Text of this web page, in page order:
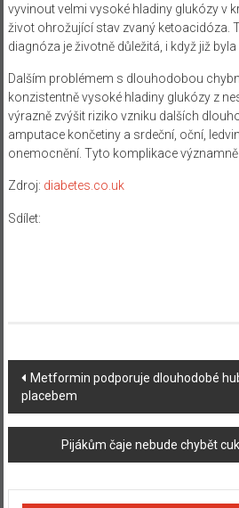
vyvinout velmi vysoké hladiny glukózy v
život ohrožující stav zvaný ketoacidóza.
diagnóza je životně důležitá, i když již
Dalším problémem s dlouhodobou
konzistentně vysoké hladiny glukózy z
výrazně zvýšit riziko vzniku dalších
amputace končetiny a srdeční, oční,
onemocnění. Tyto komplikace významně
Zdroj: diabetes.co.uk
Sdílet:
Navigace
příspěvku
Metformin podporuje dlouhodobé
placebem
Pijákům čaje nebude chybět